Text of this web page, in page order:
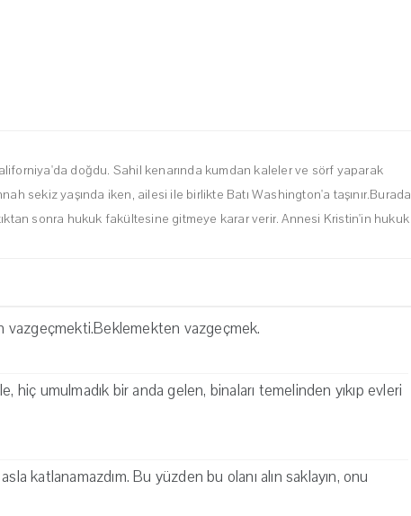
doğdu. Sahil kenarında kumdan kaleler ve sörf yaparak
sekiz yaşında iken, ailesi ile birlikte Batı Washington'a taşınır.Burada
sonra hukuk fakültesine gitmeye karar verir. Annesi Kristin'in hukuk
vazgeçmek.
hiç umulmadık bir anda gelen, binaları temelinden yıkıp evleri
katlanamazdım. Bu yüzden bu olanı alın saklayın, onu